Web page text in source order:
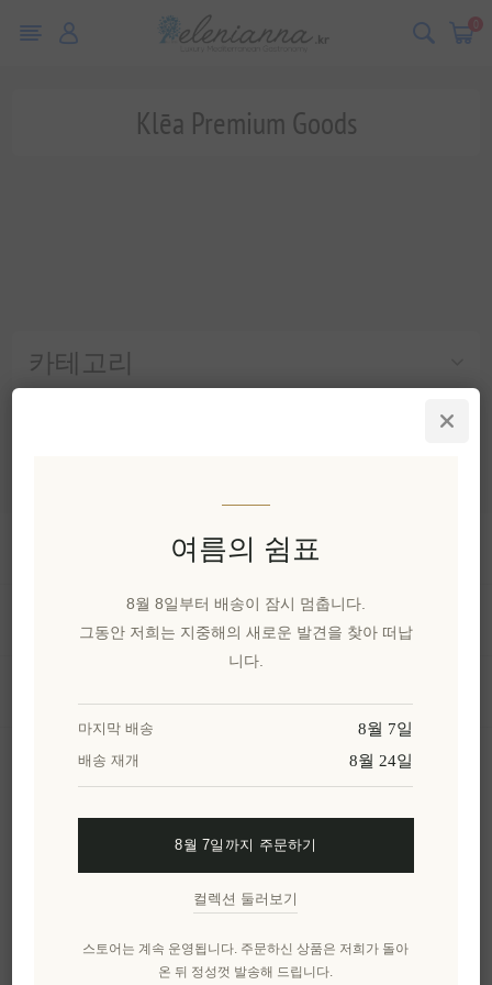
0
카테고리
Klēa Premium Goods
정보
내 계정
여름의 쉼표
8월 8일부터 배송이 잠시 멈춥니다.
그동안 저희는 지중해의 새로운 발견을 찾아 떠납
니다.
마지막 배송 8월 7일
배송 재개 8월 24일
8월 7일까지 주문하기
컬렉션 둘러보기
스토어는 계속 운영됩니다. 주문하신 상품은 저희가 돌아
온 뒤 정성껏 발송해 드립니다.